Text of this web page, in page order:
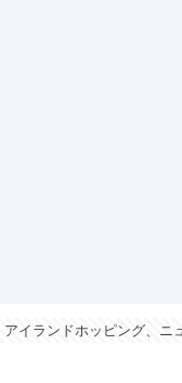
イランドホッピング、ニ